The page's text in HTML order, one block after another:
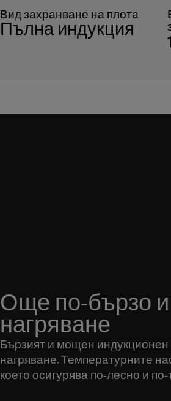
Вид захранване на плота
Пълна индукция
Още по-бързо
нагряване
Бързият и мощен индукционен
нагряване. Температурните
което осигурява по-лесно и по-